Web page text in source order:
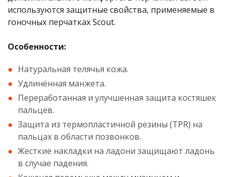
используются защитные свойства, применяемые в
гоночных перчатках Scout.
Особенности:
Натуральная телячья кожа.
Удлинённая манжета.
Переработанная и улучшенная защита костяшек
пальцев.
Защита из термопластичной резины (TPR) на
пальцах в области позвонков.
Жесткие накладки на ладони защищают ладонь
в случае падения.